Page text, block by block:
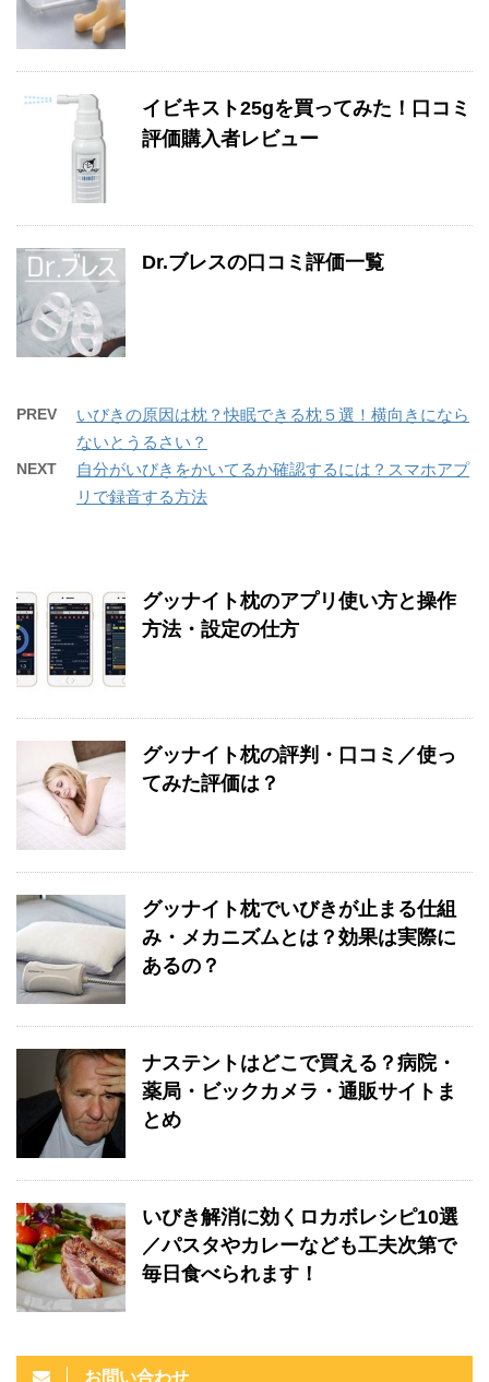
イビキスト25gを買ってみた！口コミ
評価購入者レビュー
Dr.ブレスの口コミ評価一覧
PREV
いびきの原因は枕？快眠できる枕５選！横向きになら
ないとうるさい？
NEXT
自分がいびきをかいてるか確認するには？スマホアプ
リで録音する方法
グッナイト枕のアプリ使い方と操作
方法・設定の仕方
グッナイト枕の評判・口コミ／使っ
てみた評価は？
グッナイト枕でいびきが止まる仕組
み・メカニズムとは？効果は実際に
あるの？
ナステントはどこで買える？病院・
薬局・ビックカメラ・通販サイトま
とめ
いびき解消に効くロカボレシピ10選
／パスタやカレーなども工夫次第で
毎日食べられます！
お問い合わせ